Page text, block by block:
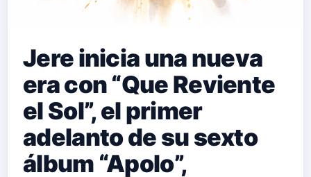
Jere inicia una nueva
era con “Que Reviente
el Sol”, el primer
adelanto de su sexto
álbum “Apolo”,